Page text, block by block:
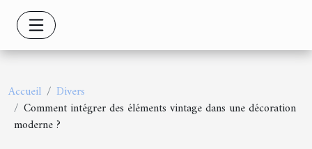
Accueil
Divers
Comment intégrer des éléments vintage dans une décoration
moderne ?